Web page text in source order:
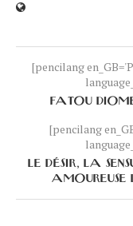
[pencilang
FATOU
[pencilang
LE DÉSIR, LA
AMOUREUSE